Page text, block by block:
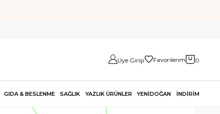
Üye Girişi Favorilerim 0
GIDA & BESLENME SAĞLIK YAZLIK ÜRÜNLER YENİDOĞAN İNDİRİM